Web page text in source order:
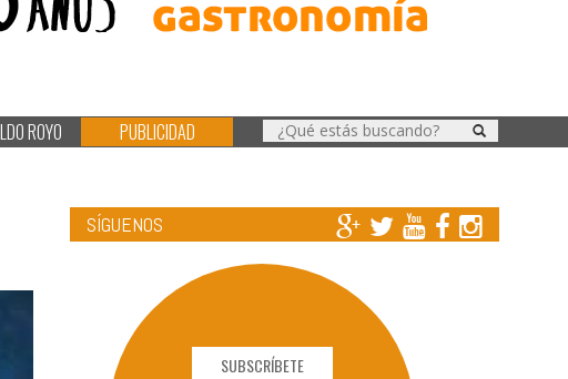
ROYO PUBLICIDAD
SÍGUENOS
SUBSCRÍBETE